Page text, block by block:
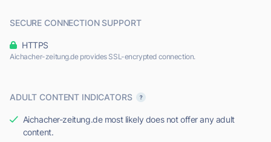
SECURE CONNECTION SUPPORT
HTTPS
Aichacher-zeitung.de provides SSL-encrypted connection.
ADULT CONTENT INDICATORS
Aichacher-zeitung.de most likely does not offer any adult
content.